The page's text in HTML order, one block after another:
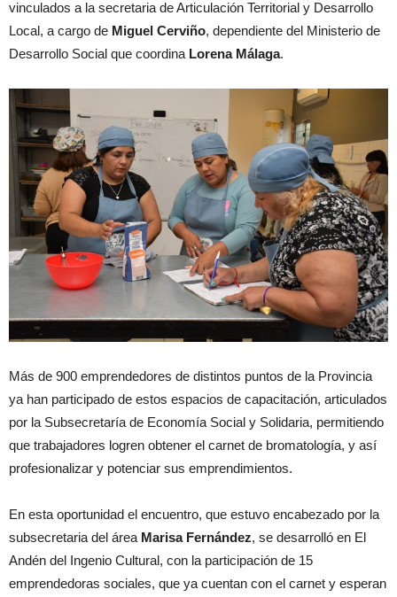
vinculados a la secretaria de Articulación Territorial y Desarrollo
Local, a cargo de Miguel Cerviño, dependiente del Ministerio de
Desarrollo Social que coordina Lorena Málaga.
Más de 900 emprendedores de distintos puntos de la Provincia
ya han participado de estos espacios de capacitación, articulados
por la Subsecretaría de Economía Social y Solidaria, permitiendo
que trabajadores logren obtener el carnet de bromatología, y así
profesionalizar y potenciar sus emprendimientos.
En esta oportunidad el encuentro, que estuvo encabezado por la
subsecretaria del área Marisa Fernández, se desarrolló en El
Andén del Ingenio Cultural, con la participación de 15
emprendedoras sociales, que ya cuentan con el carnet y esperan